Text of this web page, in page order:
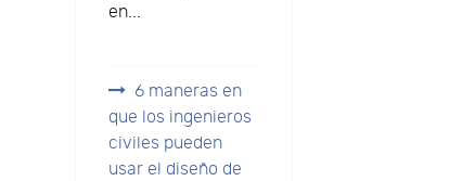
en...
6 maneras en
que los ingenieros
civiles pueden
usar el diseño de